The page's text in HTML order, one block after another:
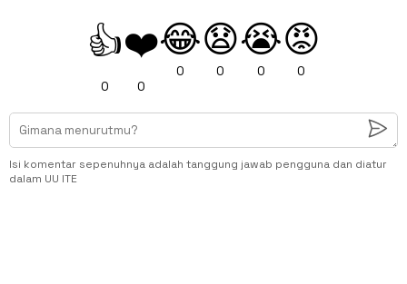
👍
0
❤️
0
😂
0
😧
0
😭
0
😡
0
Isi komentar sepenuhnya adalah tanggung jawab pengguna dan diatur
dalam UU ITE